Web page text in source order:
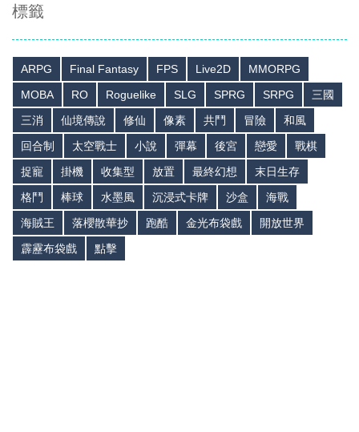
標籤
ARPG Final Fantasy FPS Live2D
MMORPG
MOBA
RO Roguelike SLG SPRG SRPG
三國
三消
仙境傳說 修仙 像素 共鬥 冒險
和風
回合制
太空戰士 小說 彈幕 後宮 戀愛
戰棋
捉寵
掛機 收集型 放置 最終幻想
末日生存
格鬥
棒球 水墨風 沉浸式卡牌 沙盒
海戰
海賊王
落櫻散華抄 跑酷 金光布袋戲
開放世界
霹靂布袋戲
點擊